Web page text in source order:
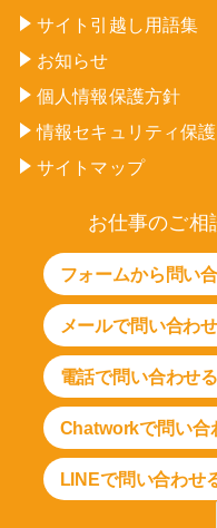
サイト引越し用語集
お知らせ
個人情報保護方針
情報セキュリティ保
サイトマップ
お仕事のご相
フォームから問い
メールで問い合わ
電話で問い合わせる
Chatworkで問い合
LINEで問い合わせ